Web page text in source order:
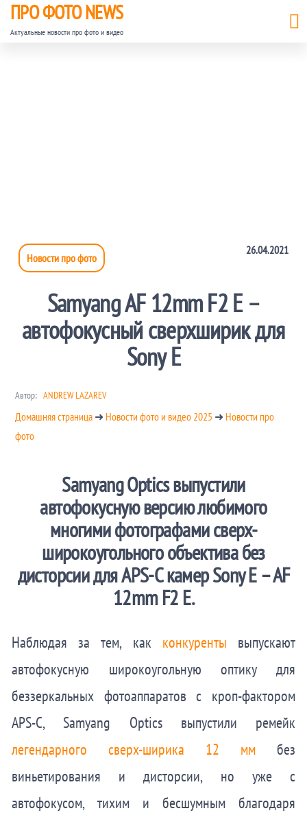
ПРО ФОТО NEWS
Актуальные новости про фото и видео
Новости про фото
26.04.2021
Samyang AF 12mm F2 E –
автофокусный сверхширик для
Sony E
Автор: ANDREW LAZAREV
Домашняя страница ➜ Новости фото и видео 2025 ➜ Новости про
фото
Samyang Optics выпустили
автофокусную версию любимого
многими фотографами сверх-
широкоугольного объектива без
дисторсии для APS-C камер Sony E – AF
12mm F2 E.
Наблюдая за тем, как конкуренты выпускают
автофокусную широкоугольную оптику для
беззеркальных фотоаппаратов с кроп-фактором
APS-C, Samyang Optics выпустили ремейк
легендарного сверх-ширика 12 мм без
виньетирования и дисторсии, но уже с
автофокусом, тихим и бесшумным благодаря